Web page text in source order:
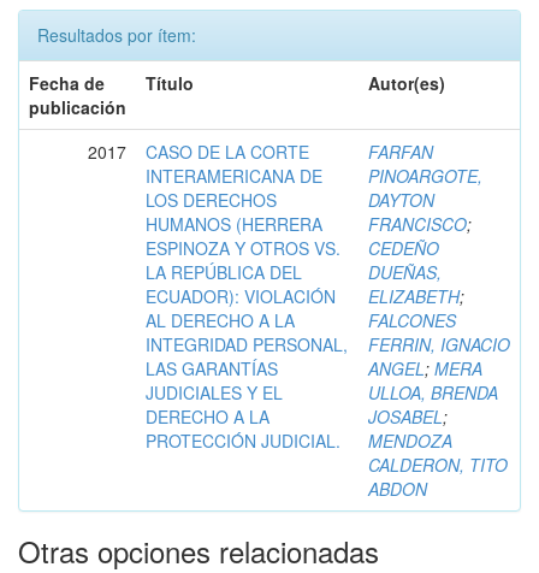
Resultados por ítem:
Fecha de
publicación
Título Autor(es)
2017
CASO DE LA CORTE
INTERAMERICANA DE
LOS DERECHOS
HUMANOS (HERRERA
ESPINOZA Y OTROS VS.
LA REPÚBLICA DEL
ECUADOR): VIOLACIÓN
AL DERECHO A LA
INTEGRIDAD PERSONAL,
LAS GARANTÍAS
JUDICIALES Y EL
DERECHO A LA
PROTECCIÓN JUDICIAL.
FARFAN
PINOARGOTE,
DAYTON
FRANCISCO;
CEDEÑO
DUEÑAS,
ELIZABETH;
FALCONES
FERRIN, IGNACIO
ANGEL; MERA
ULLOA, BRENDA
JOSABEL;
MENDOZA
CALDERON, TITO
ABDON
Otras opciones relacionadas